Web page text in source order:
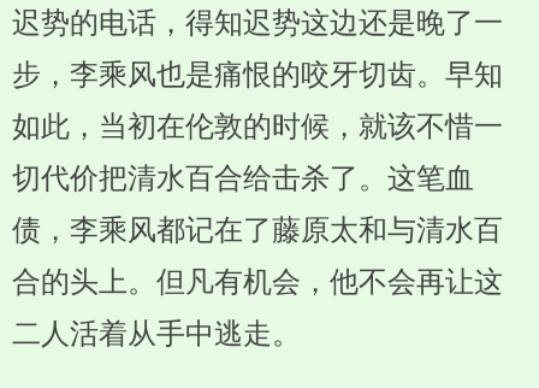
迟势的电话，得知迟势这边还是晚了一
步，李乘风也是痛恨的咬牙切齿。早知
如此，当初在伦敦的时候，就该不惜一
切代价把清水百合给击杀了。这笔血
债，李乘风都记在了藤原太和与清水百
合的头上。但凡有机会，他不会再让这
二人活着从手中逃走。